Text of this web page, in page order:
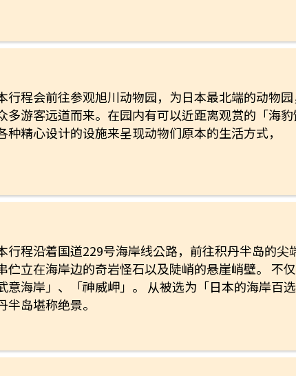
行程会前往参观旭川动物园，为日本最北端的动物
多游客远道而来。在园内有可以近距离观赏的「海
种精心设计的设施来呈现动物们原本的生活方式，
行程沿着国道229号海岸线公路，前往积丹半岛的
伫立在海岸边的奇岩怪石以及陡峭的悬崖峭壁。 不
意海岸」、「神威岬」。 从被选为「日本的海岸百
半岛堪称绝景。